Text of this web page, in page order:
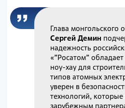
Сергей Демин
надежность
«”Росатом”
ноу-хау для
типов атомных
уверен в
технологий, которые
зарубежным